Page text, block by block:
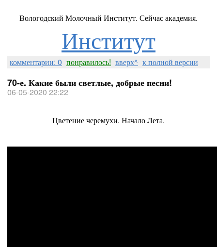
Вологодский Молочный Институт. Сейчас академия.
Институт
комментарии: 0 понравилось! вверх^ к полной версии
70-е. Какие были светлые, добрые песни!
06-05-2020 22:22
Цветение черемухи. Начало Лета.